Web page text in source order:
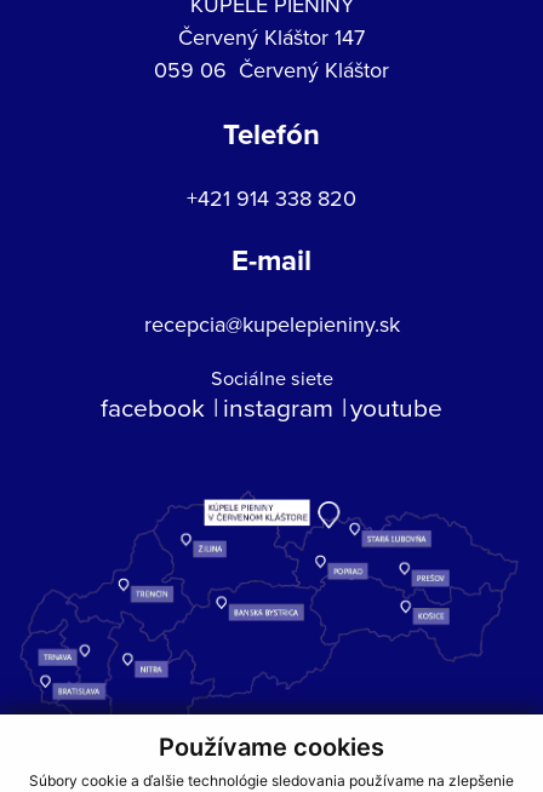
Používame cookies
Súbory cookie a ďalšie technológie sledovania používame na zlepšenie
Červený Kláštor 147
059 06 Červený Kláštor
Telefón
+421 914 338 820
E-mail
recepcia@kupelepieniny.sk
Sociálne siete
facebook instagram youtube
Kúpele Pieniny – miesto, kde sa príroda stretáva s liečivou silou